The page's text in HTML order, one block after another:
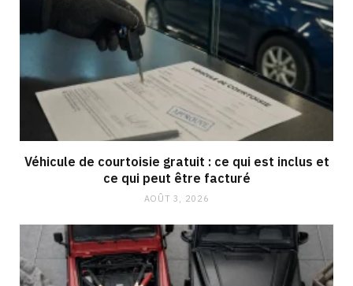
Véhicule de courtoisie gratuit : ce qui est inclus et
ce qui peut être facturé
AOÛT 3, 2026